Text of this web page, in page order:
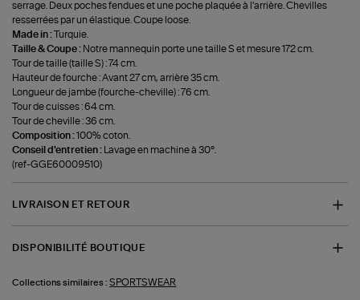
serrage. Deux poches fendues et une poche plaquée à l'arrière. Chevilles
resserrées par un élastique. Coupe loose.
Made in :
Turquie.
Taille & Coupe : Notre mannequin porte une taille S et mesure 172 cm.
Tour de taille (taille S) : 74 cm.
Hauteur de fourche : Avant 27 cm, arrière 35 cm.
Longueur de jambe (fourche-cheville) : 76 cm.
Tour de cuisses : 64 cm.
Tour de cheville : 36 cm.
Composition :100% coton.
Conseil d'entretien : Lavage en machine à 30°.
(ref-GGE60009510)
LIVRAISON ET RETOUR
DISPONIBILITÉ BOUTIQUE
Collections similaires : SPORTSWEAR